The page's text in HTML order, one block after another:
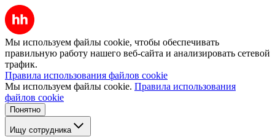
Мы используем файлы cookie, чтобы обеспечивать
правильную работу нашего веб-сайта и анализировать сетевой
трафик.
Правила использования файлов cookie
Мы используем файлы cookie. Правила использования
файлов cookie
Понятно
Ищу сотрудника